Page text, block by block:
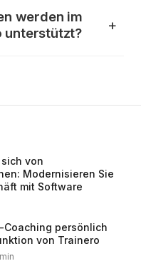
werden im
unterstützt?
von
Modernisieren Sie
mit Software
Coaching persönlich
von Trainero